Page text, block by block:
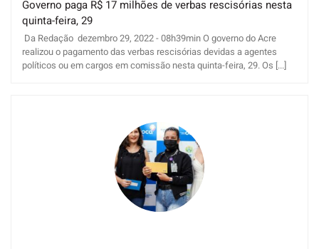
Governo paga R$ 17 milhões de verbas rescisórias nesta
quinta-feira, 29
Da Redação dezembro 29, 2022 - 08h39min O governo do Acre
realizou o pagamento das verbas rescisórias devidas a agentes
políticos ou em cargos em comissão nesta quinta-feira, 29. Os [...]